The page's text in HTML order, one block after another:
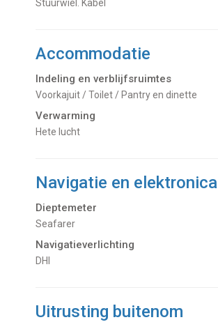
Stuurwiel. Kabel
Accommodatie
Indeling en verblijfsruimtes
Voorkajuit / Toilet / Pantry en dinette
Verwarming
hete lucht
Navigatie en elektronica
Dieptemeter
Seafarer
Navigatieverlichting
DHI
Uitrusting buitenom